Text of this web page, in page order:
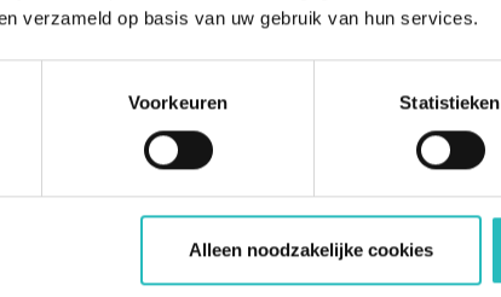
verzameld op basis van uw gebruik van hun services.
Voorkeuren Statistieken
Alleen noodzakelijke cookies